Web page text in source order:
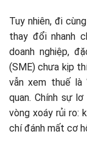
Tuy nhiên, đi
thay đổi nhanh
doanh nghiệp,
(SME) chưa kịp
vẫn xem thuế là
quan. Chính sự
vòng xoáy rủi ro:
chí đánh mất cơ